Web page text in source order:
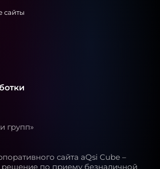
сайты
групп»
сайта aQsi Cube –
решение по приему безналичной